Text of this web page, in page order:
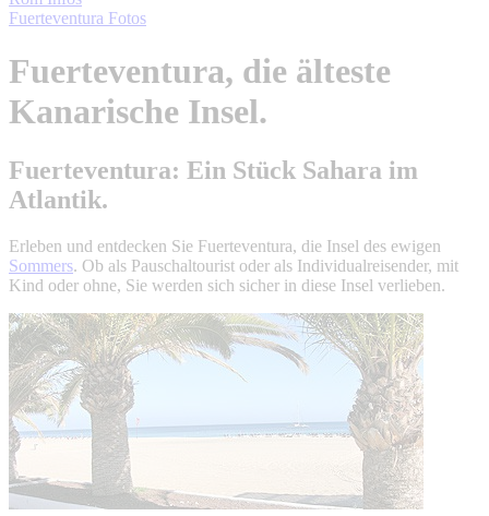
Fuerteventura Fotos
Fuerteventura, die älteste
Kanarische Insel.
Fuerteventura: Ein Stück Sahara im
Atlantik.
Erleben und entdecken Sie Fuerteventura, die Insel des ewigen
Sommers. Ob als Pauschaltourist oder als Individualreisender, mit
Kind oder ohne, Sie werden sich sicher in diese Insel verlieben.